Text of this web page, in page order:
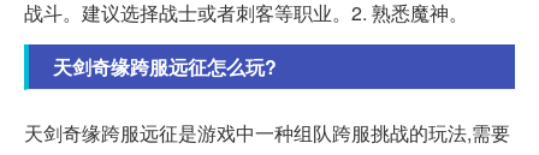
战斗。建议选择战士或者刺客等职业。2. 熟悉魔神。
天剑奇缘跨服远征怎么玩?
天剑奇缘跨服远征是游戏中一种组队跨服挑战的玩法,需要